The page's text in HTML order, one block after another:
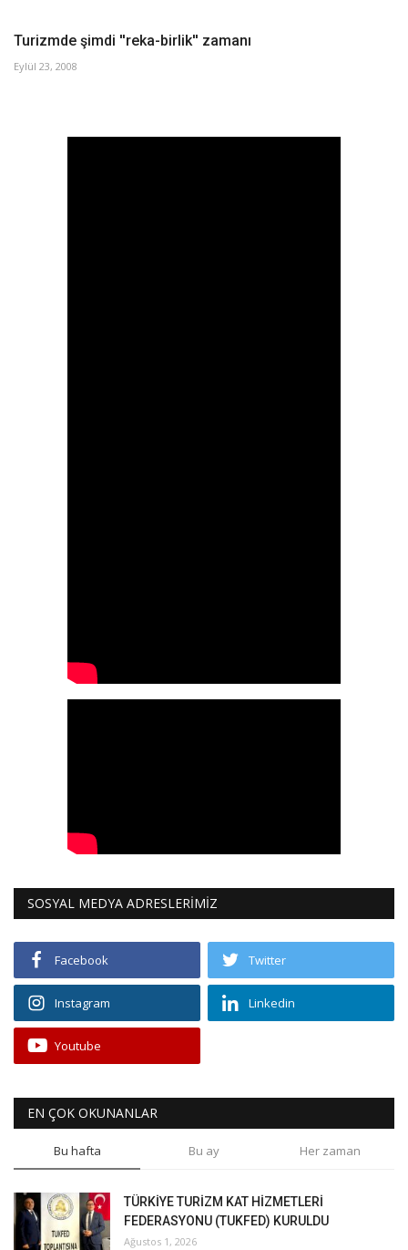
Turizmde şimdi ''reka-birlik'' zamanı
Eylül 23, 2008
SOSYAL MEDYA ADRESLERİMİZ
Facebook Twitter
Instagram Linkedin
Youtube
EN ÇOK OKUNANLAR
Bu hafta Bu ay Her zaman
TÜRKİYE TURİZM KAT HİZMETLERİ
FEDERASYONU (TUKFED) KURULDU
Ağustos 1, 2026